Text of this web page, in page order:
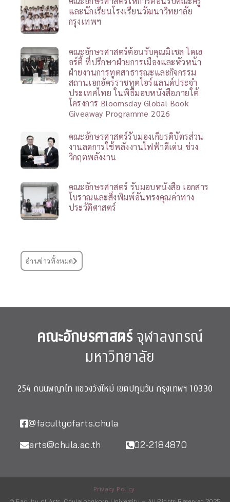
และนักเรียนโรงเรียนวัฒนาวิทยาลัย
กรุงเทพฯ
คณะอักษรศาสตร์ต้อนรับคุณมิเชล โดเฮ
อร์ตี้ ที่ปรึกษาฝ่ายการเมืองและหัวหน้า
ฝ่ายงานการทูตสาธารณะและกิจกรรม
สถานเอกอัครราชทูตไอร์แลนด์ประจำ
ประเทศไทย ในพิธีมอบหนังสือภายใต้
โครงการ Bloomsday Global Book
Giveaway Programme 2026
คณะอักษรศาสตร์รับมองเกียรติบัตรส่วน
งานลดการใช้พลังงานไฟฟ้าดีเด่น ช่วง
วิกฤตพลังงาน
คณะอักษรศาสตร์ รับมอบหนังสือ เอกสาร
โบราณและสิ่งพิมพ์อันทรงคุณค่าทาง
ประวัติศาสตร์
อ่านข่าวทั้งหมด
คณะอักษรศาสตร์จุฬาลงกรณ์
มหาวิทยาลัย
254 ถนนพญาไท แขวงวังใหม่ เขตปทุมวัน กรุงเทพฯ 10330
@facultyofarts.chula
arts@chula.ac.th
02-2184870
Privacy Policy